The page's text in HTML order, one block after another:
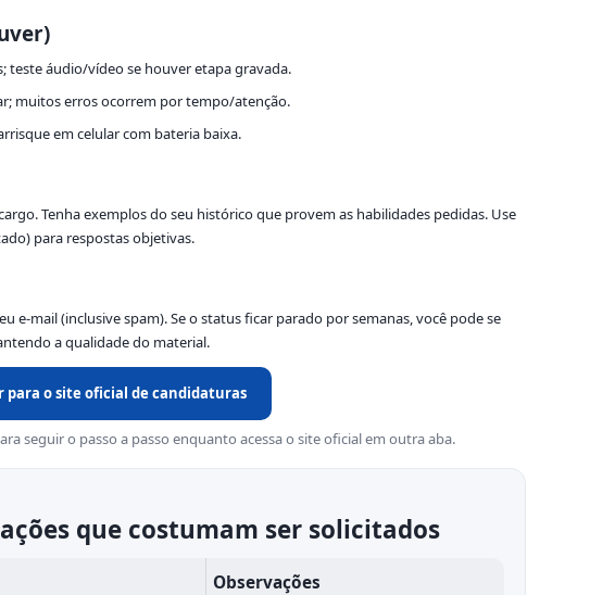
teste áudio/vídeo se houver etapa gravada.
muitos erros ocorrem por tempo/atenção.
em celular com bateria baixa.
Tenha exemplos do seu histórico que provem as habilidades pedidas. Use
para respostas objetivas.
e-mail (inclusive spam). Se o status ficar parado por semanas, você pode se
a qualidade do material.
para o site oficial de candidaturas
seguir o passo a passo enquanto acessa o site oficial em outra aba.
que costumam ser solicitados
Observações